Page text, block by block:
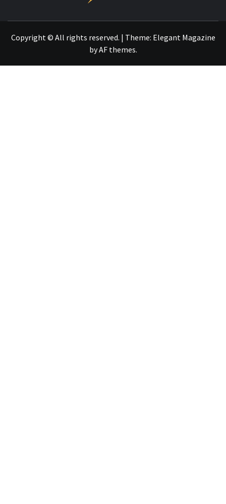
Copyright © All rights reserved. | Theme: Elegant Magazine
byAF themes.